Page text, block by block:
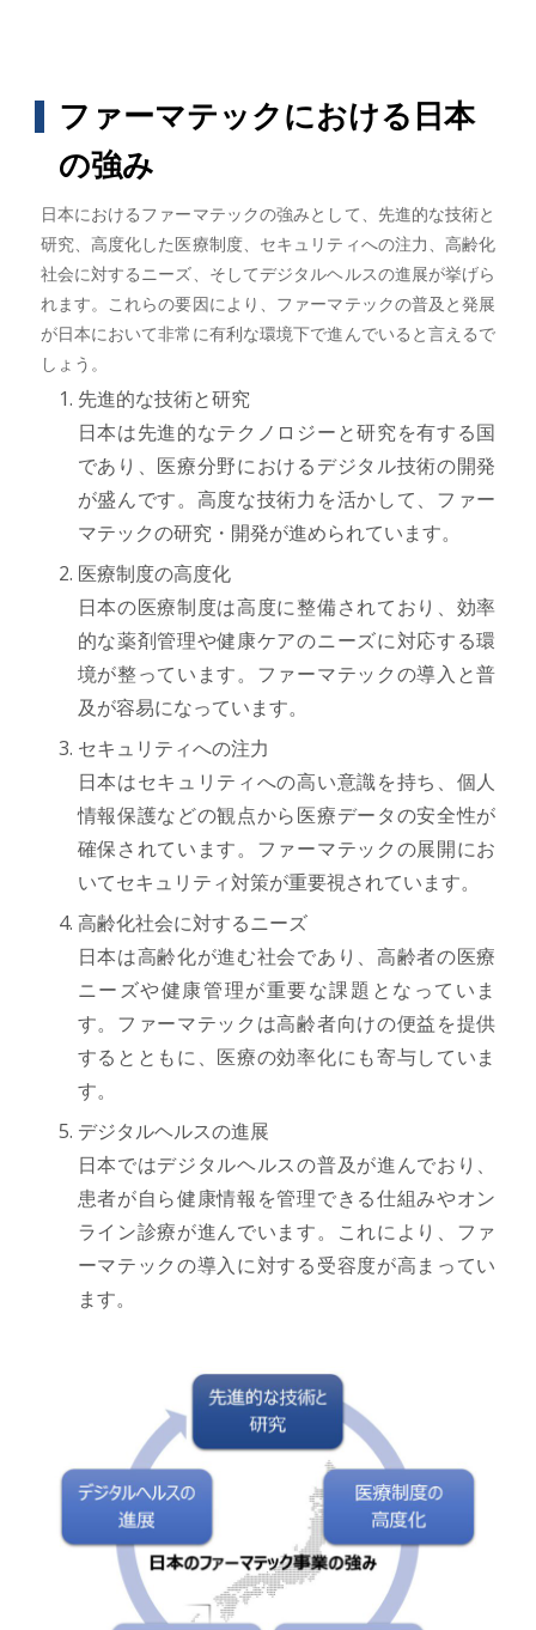
ファーマテックにおける日本
の強み
日本におけるファーマテックの強みとして、先進的な技術と
研究、高度化した医療制度、セキュリティへの注力、高齢化
社会に対するニーズ、そしてデジタルヘルスの進展が挙げら
れます。これらの要因により、ファーマテックの普及と発展
が日本において非常に有利な環境下で進んでいると言えるで
しょう。
先進的な技術と研究
日本は先進的なテクノロジーと研究を有する国
であり、医療分野におけるデジタル技術の開発
が盛んです。高度な技術力を活かして、ファー
マテックの研究・開発が進められています。
医療制度の高度化
日本の医療制度は高度に整備されており、効率
的な薬剤管理や健康ケアのニーズに対応する環
境が整っています。ファーマテックの導入と普
及が容易になっています。
セキュリティへの注力
日本はセキュリティへの高い意識を持ち、個人
情報保護などの観点から医療データの安全性が
確保されています。ファーマテックの展開にお
いてセキュリティ対策が重要視されています。
高齢化社会に対するニーズ
日本は高齢化が進む社会であり、高齢者の医療
ニーズや健康管理が重要な課題となっていま
す。ファーマテックは高齢者向けの便益を提供
するとともに、医療の効率化にも寄与していま
す。
デジタルヘルスの進展
日本ではデジタルヘルスの普及が進んでおり、
患者が自ら健康情報を管理できる仕組みやオン
ライン診療が進んでいます。これにより、ファ
ーマテックの導入に対する受容度が高まってい
ます。